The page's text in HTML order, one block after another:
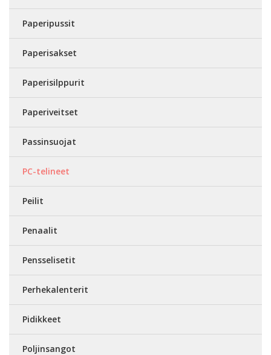
Paperipussit
Paperisakset
Paperisilppurit
Paperiveitset
Passinsuojat
PC-telineet
Peilit
Penaalit
Pensselisetit
Perhekalenterit
Pidikkeet
Poljinsangot